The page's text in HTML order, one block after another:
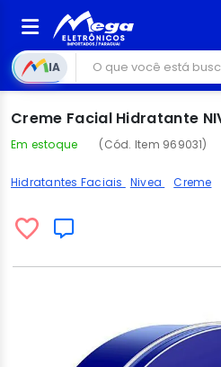
IA
Creme Facial Hidratante
Em estoque (Cód. Item 969031)
Hidratantes Faciais Nivea Creme